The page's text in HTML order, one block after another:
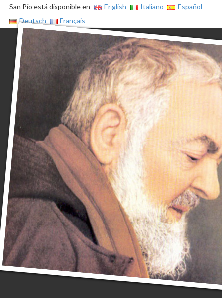
San Pío está disponible en English Italiano
Español
Deutsch
Français